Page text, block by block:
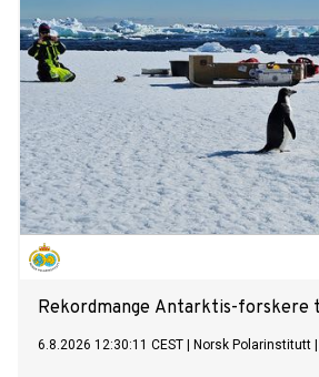
Rekordmange Antarktis-forskere
6.8.2026 12:30:11 CEST Norsk Polarinstitutt